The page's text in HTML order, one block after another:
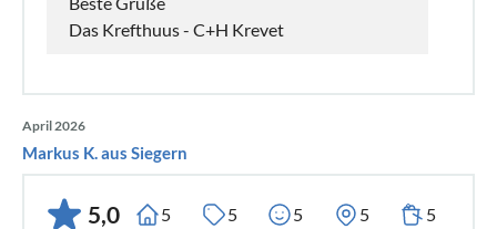
Das Krefthuus - C+H Krevet
April 2026
Markus K. aus Siegern
5,0 5 5 5 5 5